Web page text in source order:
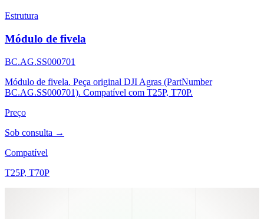
Estrutura
Módulo de fivela
BC.AG.SS000701
Módulo de fivela. Peça original DJI Agras (PartNumber
BC.AG.SS000701). Compatível com T25P, T70P.
Preço
Sob consulta →
Compatível
T25P, T70P